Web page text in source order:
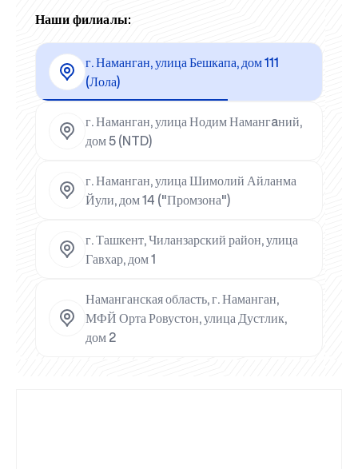
Наши филиалы:
г. Наманган, улица Бешкапа, дом 111
(Лола)
г. Наманган, улица Нодим Намангaний,
дом 5 (NTD)
г. Наманган, улица Шимолий Айланма
Йули, дом 14 ("Промзона")
г. Ташкент, Чиланзарский район, улица
Гавхар, дом 1
Наманганская область, г. Наманган,
МФЙ Орта Ровустон, улица Дустлик,
дом 2